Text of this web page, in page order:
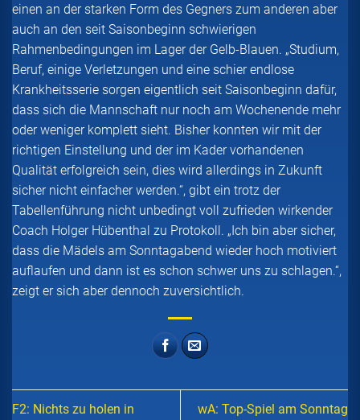
einen an der starken Form des Gegners zum anderen aber
auch an den seit Saisonbeginn schwierigen
Rahmenbedingungen im Lager der Gelb-Blauen. „Studium,
Beruf, einige Verletzungen und eine schier endlose
Krankheitsserie sorgen eigentlich seit Saisonbeginn dafür,
dass sich die Mannschaft nur noch am Wochenende mehr
oder weniger komplett sieht. Bisher konnten wir mit der
richtigen Einstellung und der im Kader vorhandenen
Qualität erfolgreich sein, dies wird allerdings in Zukunft
sicher nicht einfacher werden.“, gibt ein trotz der
Tabellenführung nicht unbedingt voll zufrieden wirkender
Coach Holger Hübenthal zu Protokoll. „Ich bin aber sicher,
dass die Mädels am Sonntagabend wieder hoch motiviert
auflaufen und dann ist es schon schwer uns zu schlagen.“,
zeigt er sich aber dennoch zuversichtlich.
F2: Nichts zu holen in wA: Top-Spiel am Sonntag